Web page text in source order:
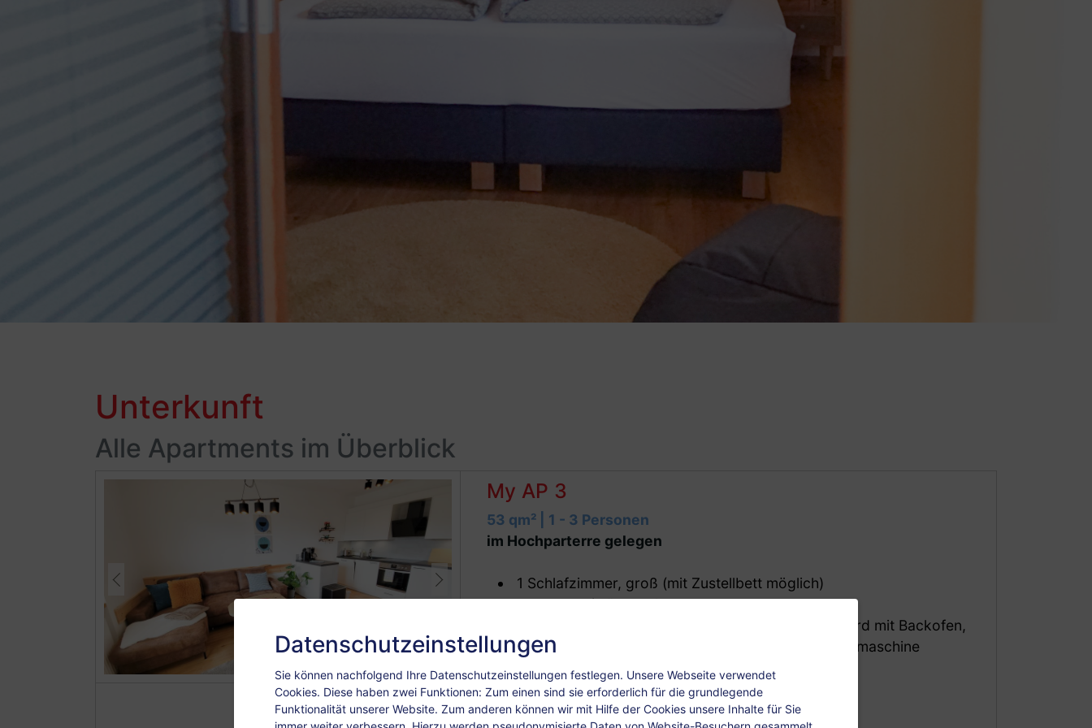
Unterkunft
Alle Apartments im Überblick
My AP 3
53 qm² | 1 - 3 Personen
im Hochparterre gelegen
1 Schlafzimmer, groß (mit Zustellbett möglich)
Wohnraum/ Küche mit Essplatz und Couch
toll ausgestattete Küche mit Kühlschrank, Elektroherd mit Backofen,
Geschirrspüler, Toaster, Wasserkocher, Filterkaffeemaschine
Bad, groß, mit Dusche und Badewanne
WC separat
Mehr lesen
Preise anzeigen
Datenschutzeinstellungen
Sie können nachfolgend Ihre Datenschutzeinstellungen festlegen. Unsere Webseite verwendet
Cookies. Diese haben zwei Funktionen: Zum einen sind sie erforderlich für die grundlegende
Funktionalität unserer Website. Zum anderen können wir mit Hilfe der Cookies unsere Inhalte für Sie